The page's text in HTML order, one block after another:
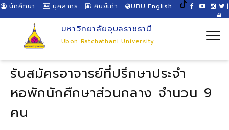
นักศึกษา บุคลากร ศิษย์เก่า UBU English |
มหาวิทยาลัยอุบลราชธานี
Ubon Ratchathani University
รับสมัครอาจารย์ที่ปรึกษาประจำ
หอพักนักศึกษาส่วนกลาง จำนวน 9
คน